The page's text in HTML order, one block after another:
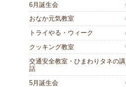
6月誕生会
おなか元気教室
トライやる・ウィーク
クッキング教室
交通安全教室・ひまわりタネの講
話
5月誕生会